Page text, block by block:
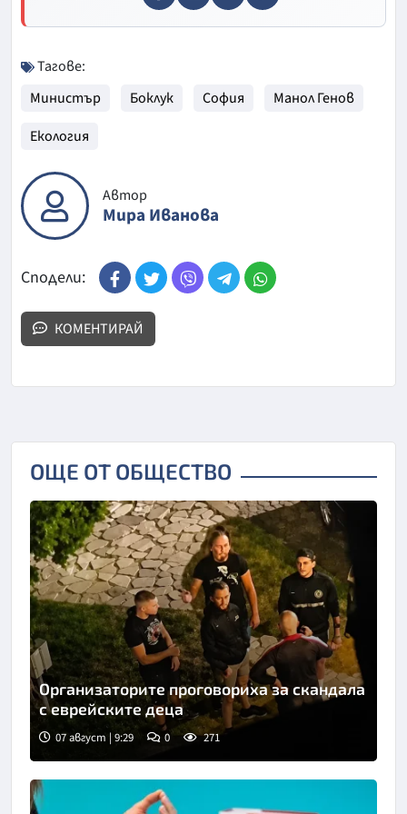
Тагове:
Министър
Боклук София
Манол Генов
Екология
Автор
Мира Иванова
Сподели:
КОМЕНТИРАЙ
ОЩЕ ОТ ОБЩЕСТВО
Организаторите проговориха за скандала
с еврейските деца
07 август | 9:29 0 271